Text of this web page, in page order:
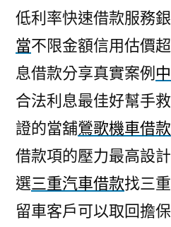
低利率快速借款服務
當不限金額信用估價
息借款分享真實案例
合法利息最佳好幫手
證的當舖鶯歌機車借款
借款項的壓力最高設
選三重汽車借款找三
留車客戶可以取回擔